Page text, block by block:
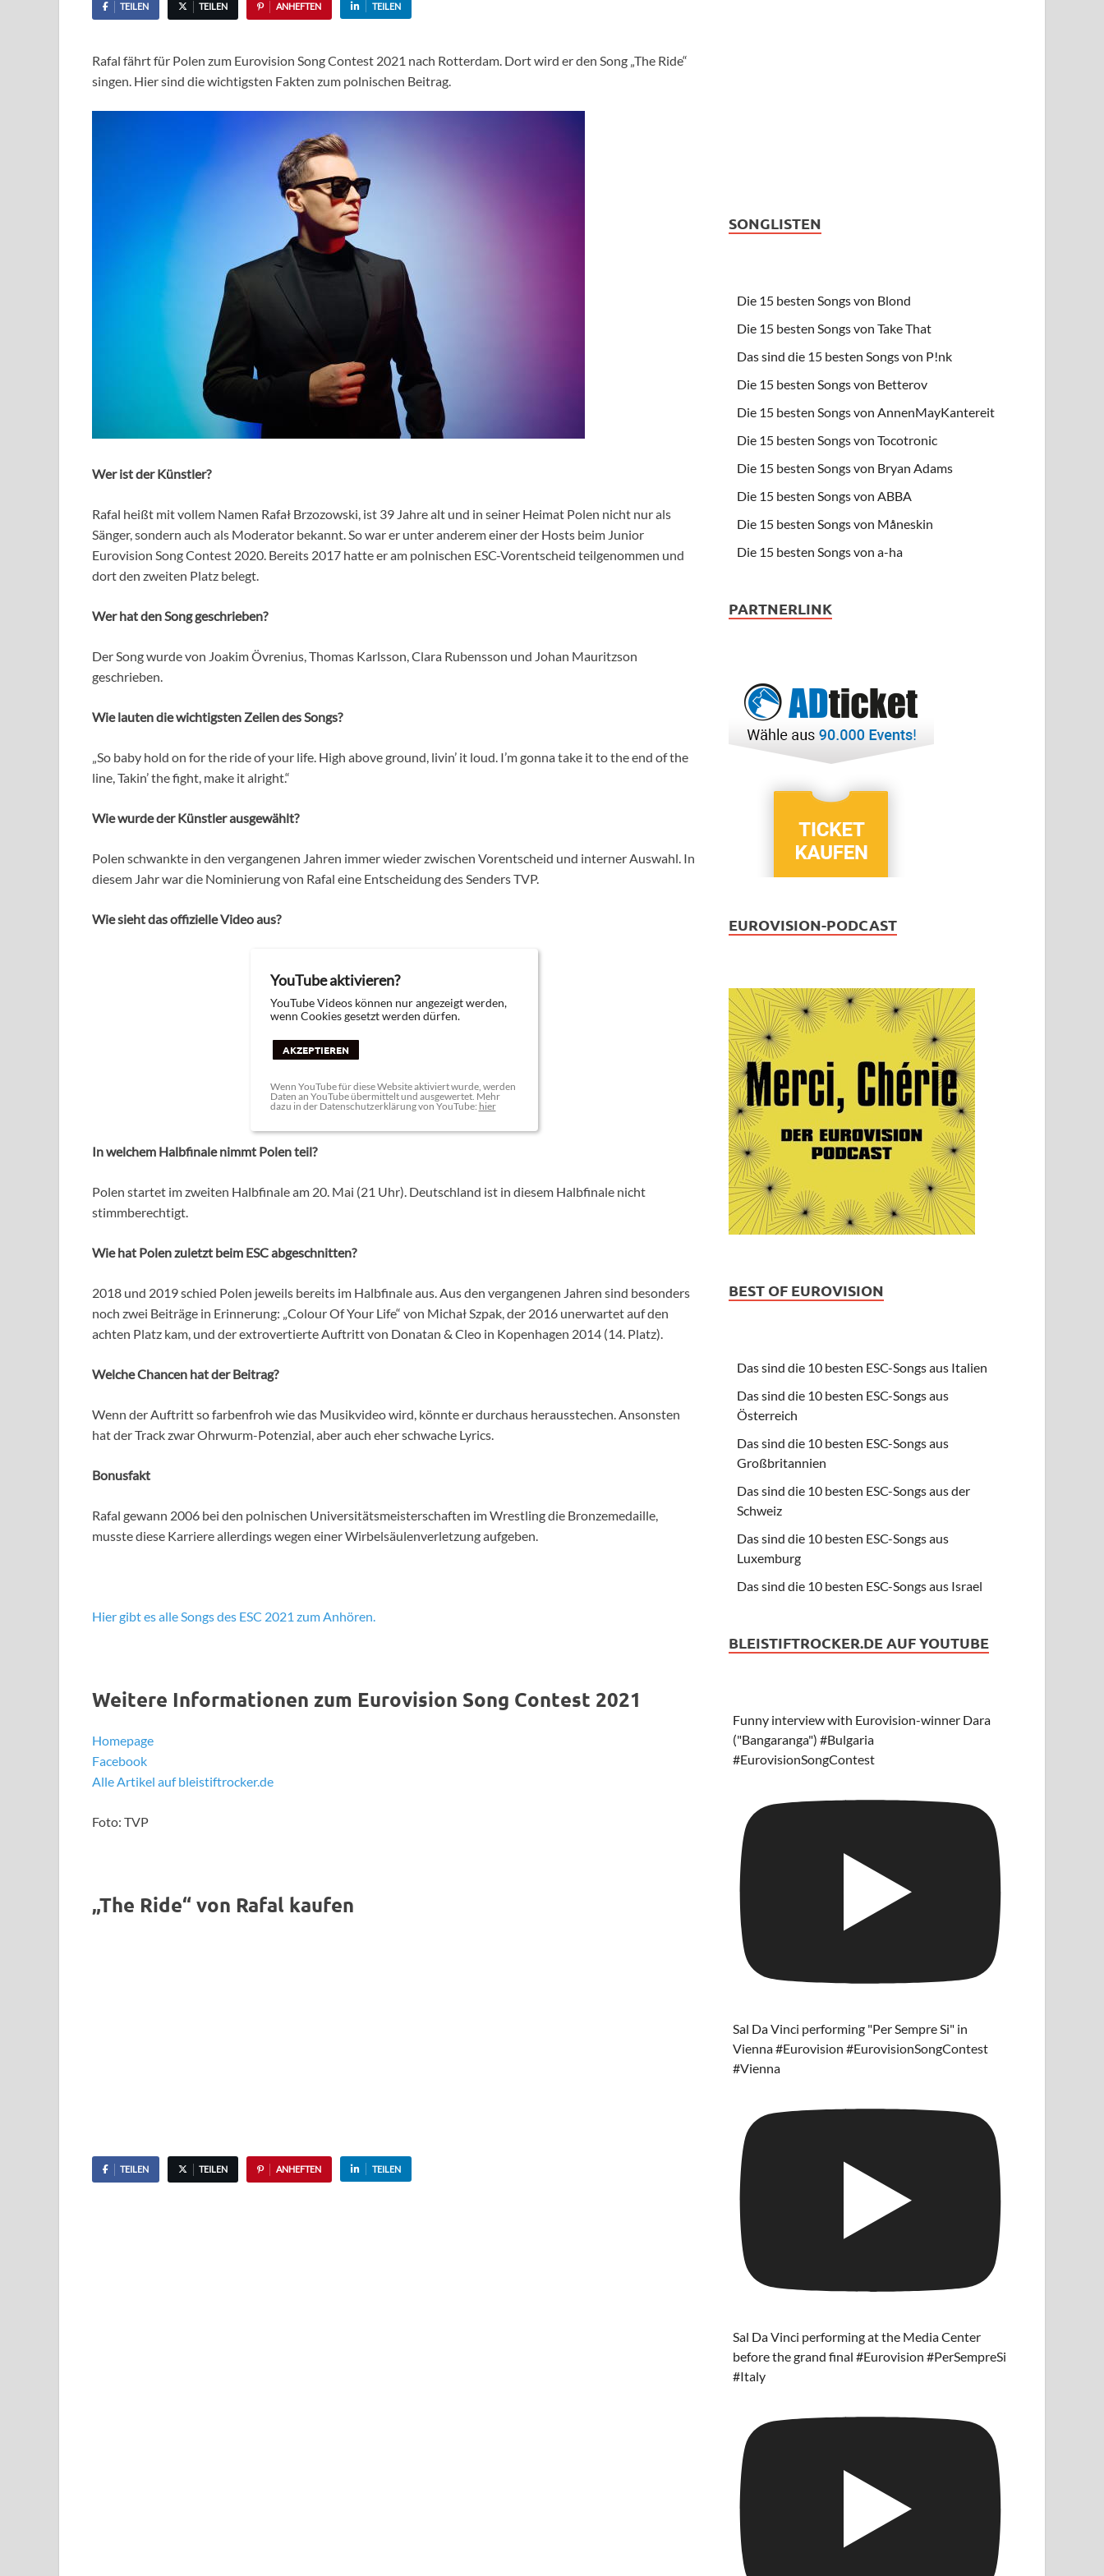
TEILEN TEILEN ANHEFTEN TEILEN
Rafal fährt für Polen zum Eurovision Song Contest 2021 nach Rotterdam. Dort wird er den Song „The Ride“
singen. Hier sind die wichtigsten Fakten zum polnischen Beitrag.
Wer ist der Künstler?
Rafal heißt mit vollem Namen Rafał Brzozowski, ist 39 Jahre alt und in seiner Heimat Polen nicht nur als
Sänger, sondern auch als Moderator bekannt. So war er unter anderem einer der Hosts beim Junior
Eurovision Song Contest 2020. Bereits 2017 hatte er am polnischen ESC-Vorentscheid teilgenommen und
dort den zweiten Platz belegt.
Wer hat den Song geschrieben?
Der Song wurde von Joakim Övrenius, Thomas Karlsson, Clara Rubensson und Johan Mauritzson
geschrieben.
Wie lauten die wichtigsten Zeilen des Songs?
„So baby hold on for the ride of your life. High above ground, livin’ it loud. I’m gonna take it to the end of the
line, Takin’ the fight, make it alright.“
Wie wurde der Künstler ausgewählt?
Polen schwankte in den vergangenen Jahren immer wieder zwischen Vorentscheid und interner Auswahl. In
diesem Jahr war die Nominierung von Rafal eine Entscheidung des Senders TVP.
Wie sieht das offizielle Video aus?
YouTube aktivieren?
YouTube Videos können nur angezeigt werden,
wenn Cookies gesetzt werden dürfen.
AKZEPTIEREN
Wenn YouTube für diese Website aktiviert wurde, werden
Daten an YouTube übermittelt und ausgewertet. Mehr
dazu in der Datenschutzerklärung von YouTube: hier
In welchem Halbfinale nimmt Polenteil?
Polen startet im zweiten Halbfinale am 20. Mai (21 Uhr). Deutschland ist in diesem Halbfinale nicht
stimmberechtigt.
Wie hat Polen zuletzt beim ESC abgeschnitten?
2018 und 2019 schied Polen jeweils bereits im Halbfinale aus. Aus den vergangenen Jahren sind besonders
noch zwei Beiträge in Erinnerung: „Colour Of Your Life“ von Michał Szpak, der 2016 unerwartet auf den
achten Platz kam, und der extrovertierte Auftritt von Donatan & Cleo in Kopenhagen 2014 (14. Platz).
Welche Chancen hat der Beitrag?
Wenn der Auftritt so farbenfroh wie das Musikvideo wird, könnte er durchaus herausstechen. Ansonsten
hat der Track zwar Ohrwurm-Potenzial, aber auch eher schwache Lyrics.
Bonusfakt
Rafal gewann 2006 bei den polnischen Universitätsmeisterschaften im Wrestling die Bronzemedaille,
musste diese Karriere allerdings wegen einer Wirbelsäulenverletzung aufgeben.
Hier gibt es alle Songs des ESC 2021 zum Anhören.
Weitere Informationen zum Eurovision Song Contest 2021
Homepage
Facebook
Alle Artikel auf bleistiftrocker.de
Foto: TVP
„The Ride“ von Rafal kaufen
TEILEN TEILEN ANHEFTEN TEILEN
SONGLISTEN
Die 15 besten Songs von Blond
Die 15 besten Songs von Take That
Das sind die 15 besten Songs von P!nk
Die 15 besten Songs von Betterov
Die 15 besten Songs von AnnenMayKantereit
Die 15 besten Songs von Tocotronic
Die 15 besten Songs von Bryan Adams
Die 15 besten Songs von ABBA
Die 15 besten Songs von Måneskin
Die 15 besten Songs von a-ha
PARTNERLINK
EUROVISION-PODCAST
BEST OF EUROVISION
Das sind die 10 besten ESC-Songs aus Italien
Das sind die 10 besten ESC-Songs aus
Österreich
Das sind die 10 besten ESC-Songs aus
Großbritannien
Das sind die 10 besten ESC-Songs aus der
Schweiz
Das sind die 10 besten ESC-Songs aus
Luxemburg
Das sind die 10 besten ESC-Songs aus Israel
BLEISTIFTROCKER.DE AUF YOUTUBE
Funny interview with Eurovision-winner Dara
("Bangaranga") #Bulgaria
#EurovisionSongContest
Sal Da Vinci performing "Per Sempre Si" in
Vienna #Eurovision #EurovisionSongContest
#Vienna
Sal Da Vinci performing at the Media Center
before the grand final #Eurovision #PerSempreSi
#Italy